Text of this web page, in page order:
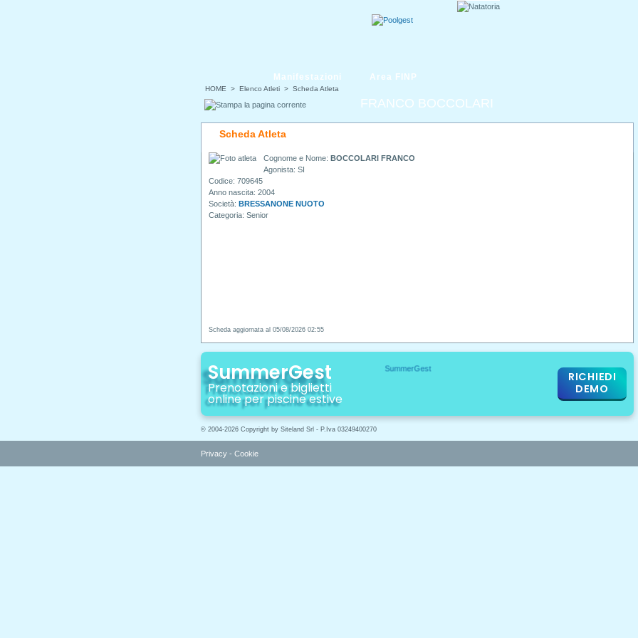
HOME > Elenco Atleti > Scheda Atleta
Manifestazioni Area FINP
FRANCO BOCCOLARI
Scheda Atleta
Cognome e Nome: BOCCOLARI FRANCO
Agonista: SI
Codice: 709645
Anno nascita: 2004
Società: BRESSANONE NUOTO
Categoria: Senior
Scheda aggiornata al 05/08/2026 02:55
SummerGest
Prenotazioni e biglietti
online per piscine estive
RICHIEDI
DEMO
© 2004-2026 Copyright by Siteland Srl - P.Iva 03249400270
Privacy - Cookie